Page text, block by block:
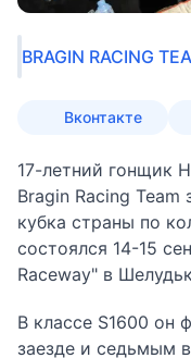
BRAGIN RACING
Вконтакте
17-летний гонщик
Bragin Racing Team
кубка страны по
состоялся 14-15
Raceway" в
В классе S1600 он
заезде и седьмым